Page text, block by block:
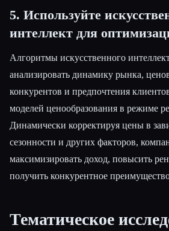
5. Используйте
интеллект для
Алгоритмы искусственного
анализировать динамику рынка,
конкурентов и предпочтения
моделей ценообразования в режиме
Динамически корректируя цены в
сезонности и других факторов,
максимизировать доход, повысить
получить конкурентное
Тематическое